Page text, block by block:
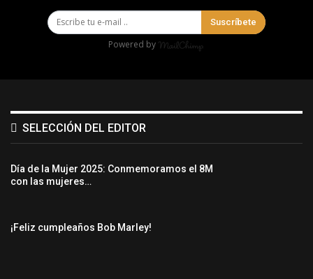
Suscríbete
Powered by
SELECCIÓN DEL EDITOR
Día de la Mujer 2025: Conmemoramos el 8M
con las mujeres…
¡Feliz cumpleaños Bob Marley!